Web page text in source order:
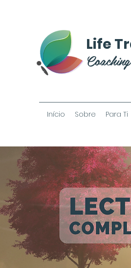
Início Sobre Para Ti
Life